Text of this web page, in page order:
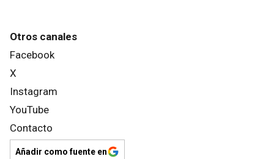
Otros canales
Facebook
X
Instagram
YouTube
Contacto
Añadir como fuente en